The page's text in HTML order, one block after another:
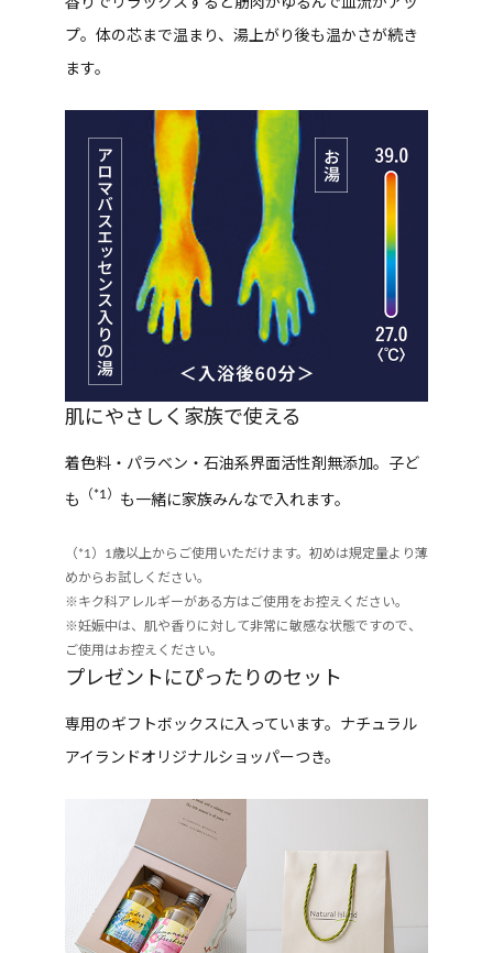
香りでリラックスすると筋肉がゆるんで血流がアッ
プ。体の芯まで温まり、湯上がり後も温かさが続き
ます。
肌にやさしく家族で使える
着色料・パラベン・石油系界面活性剤無添加。子ど
も （*1） も一緒に家族みんなで入れます。
（*1）1歳以上からご使用いただけます。初めは規定量より薄
めからお試しください。
※キク科アレルギーがある方はご使用をお控えください。
※妊娠中は、肌や香りに対して非常に敏感な状態ですので、
ご使用はお控えください。
プレゼントにぴったりのセット
専用のギフトボックスに入っています。ナチュラル
アイランドオリジナルショッパーつき。